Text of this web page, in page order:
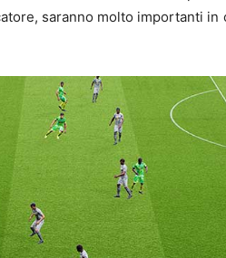
saranno molto importanti in